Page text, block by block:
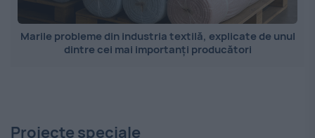
Marile probleme din industria textilă, explicate de unul
dintre cei mai importanți producători
Proiecte speciale